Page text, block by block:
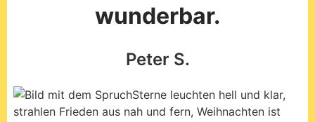
wunderbar.
Peter S.